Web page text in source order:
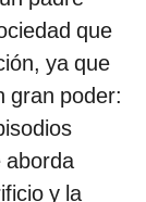
que
ya que
gran poder:
aborda
y la